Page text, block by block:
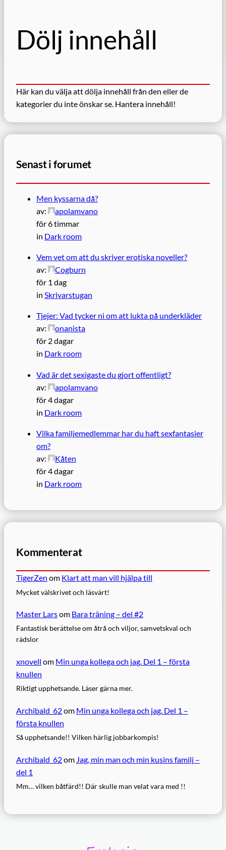
Dölj innehåll
Här kan du välja att dölja innehåll från den eller de
kategorier du inte önskar se. Hantera innehåll!
Senast i forumet
Men kyssarna då?
av:
apolamvano
för 6 timmar
in Dark room
Vem vet om att du skriver erotiska noveller?
av:
Cogburn
för 1 dag
in Skrivarstugan
Tjejer: Vad tycker ni om att lukta på underkläder
av:
onanista
för 2 dagar
in Dark room
Vad är det sexigaste du gjort offentligt?
av:
apolamvano
för 4 dagar
in Dark room
Vilka familjemedlemmar har du haft sexfantasier
om?
av:
Kåten
för 4 dagar
in Dark room
Kommenterat
TigerZen om Klart att man vill hjälpa till
Mycket välskrivet och läsvärt!
Master Larsom Bara träning – del #2
Fantastisk berättelse om åtrå och viljor, samvetskval och
rädslor
xnovell om Min unga kollega och jag. Del 1 – första
knullen
Riktigt upphetsande. Läser gärna mer.
Archibald_62om Min unga kollega och jag. Del 1 –
första knullen
Så upphetsande!! Vilken härlig jobbarkompis!
Archibald_62om Jag, min man och min kusins familj –
del 1
Mm… vilken båtfärd!! Där skulle man velat vara med !!